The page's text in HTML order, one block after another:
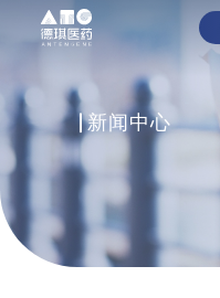
新闻中心